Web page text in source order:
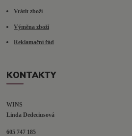
Vrátit zboží
Výměna zboží
Reklamační řád
KONTAKTY
WINS
Linda Dedeciusová
605 747 185